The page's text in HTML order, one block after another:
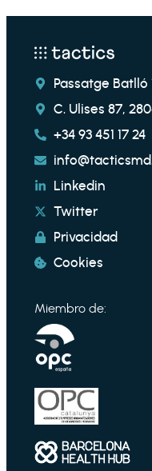
Passatge Batlló
C. Ulises 87,
+34 93 451 17 24
Linkedin
Twitter
Privacidad
Cookies
Miembro de: